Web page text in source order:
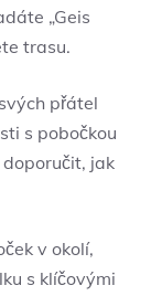
„Geis
trasu.
přátel
s pobočkou
jak
v okolí,
s klíčovými